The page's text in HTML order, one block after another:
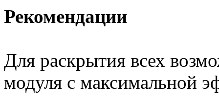
Рекомендации
Для раскрытия всех
модуля с максимальной